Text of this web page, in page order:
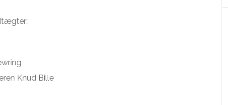
Knud Bille